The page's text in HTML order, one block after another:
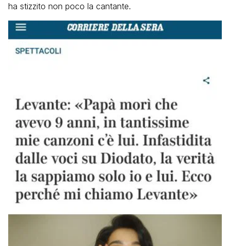
ha stizzito non poco la cantante.